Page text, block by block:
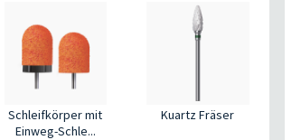
Schleifkörper mit
Einweg-Schle...
Kuartz Fräser